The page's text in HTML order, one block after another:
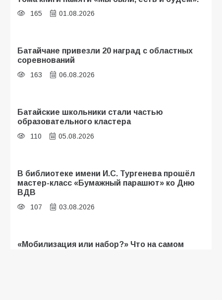
165 01.08.2026
Батайчане привезли 20 наград с областных
соревнований
163 06.08.2026
Батайские школьники стали частью
образовательного кластера
110 05.08.2026
В библиотеке имени И.С. Тургенева прошёл
мастер-класс «Бумажный парашют» ко Дню
ВДВ
107 03.08.2026
«Мобилизация или набор?» Что на самом